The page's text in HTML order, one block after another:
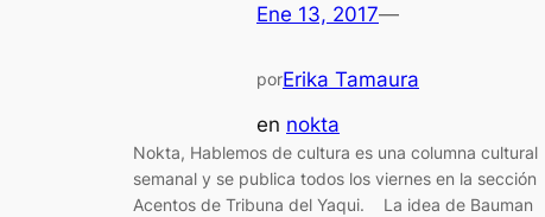
Ene 13, 2017—
porErika Tamaura
en nokta
Nokta, Hablemos de cultura es una columna cultural
semanal y se publica todos los viernes en la sección
Acentos de Tribuna del Yaqui. La idea de Bauman